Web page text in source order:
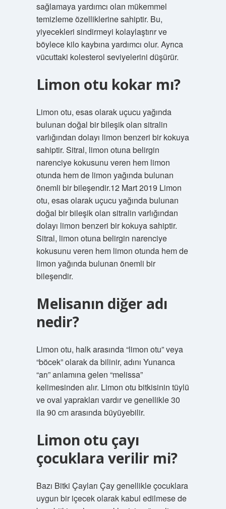
sağlamaya yardımcı olan mükemmel
temizleme özelliklerine sahiptir. Bu,
yiyecekleri sindirmeyi kolaylaştırır ve
böylece kilo kaybına yardımcı olur. Ayrıca
vücuttaki kolesterol seviyelerini düşürür.
Limon otu kokar mı?
Limon otu, esas olarak uçucu yağında
bulunan doğal bir bileşik olan sitralin
varlığından dolayı limon benzeri bir kokuya
sahiptir. Sitral, limon otuna belirgin
narenciye kokusunu veren hem limon
otunda hem de limon yağında bulunan
önemli bir bileşendir.12 Mart 2019 Limon
otu, esas olarak uçucu yağında bulunan
doğal bir bileşik olan sitralin varlığından
dolayı limon benzeri bir kokuya sahiptir.
Sitral, limon otuna belirgin narenciye
kokusunu veren hem limon otunda hem de
limon yağında bulunan önemli bir
bileşendir.
Melisanın diğer adı
nedir?
Limon otu, halk arasında “limon otu” veya
“böcek” olarak da bilinir, adını Yunanca
“arı” anlamına gelen “melissa”
kelimesinden alır. Limon otu bitkisinin tüylü
ve oval yaprakları vardır ve genellikle 30
ila 90 cm arasında büyüyebilir.
Limon otu çayı
çocuklara verilir mi?
Bazı Bitki Çayları Çay genellikle çocuklara
uygun bir içecek olarak kabul edilmese de